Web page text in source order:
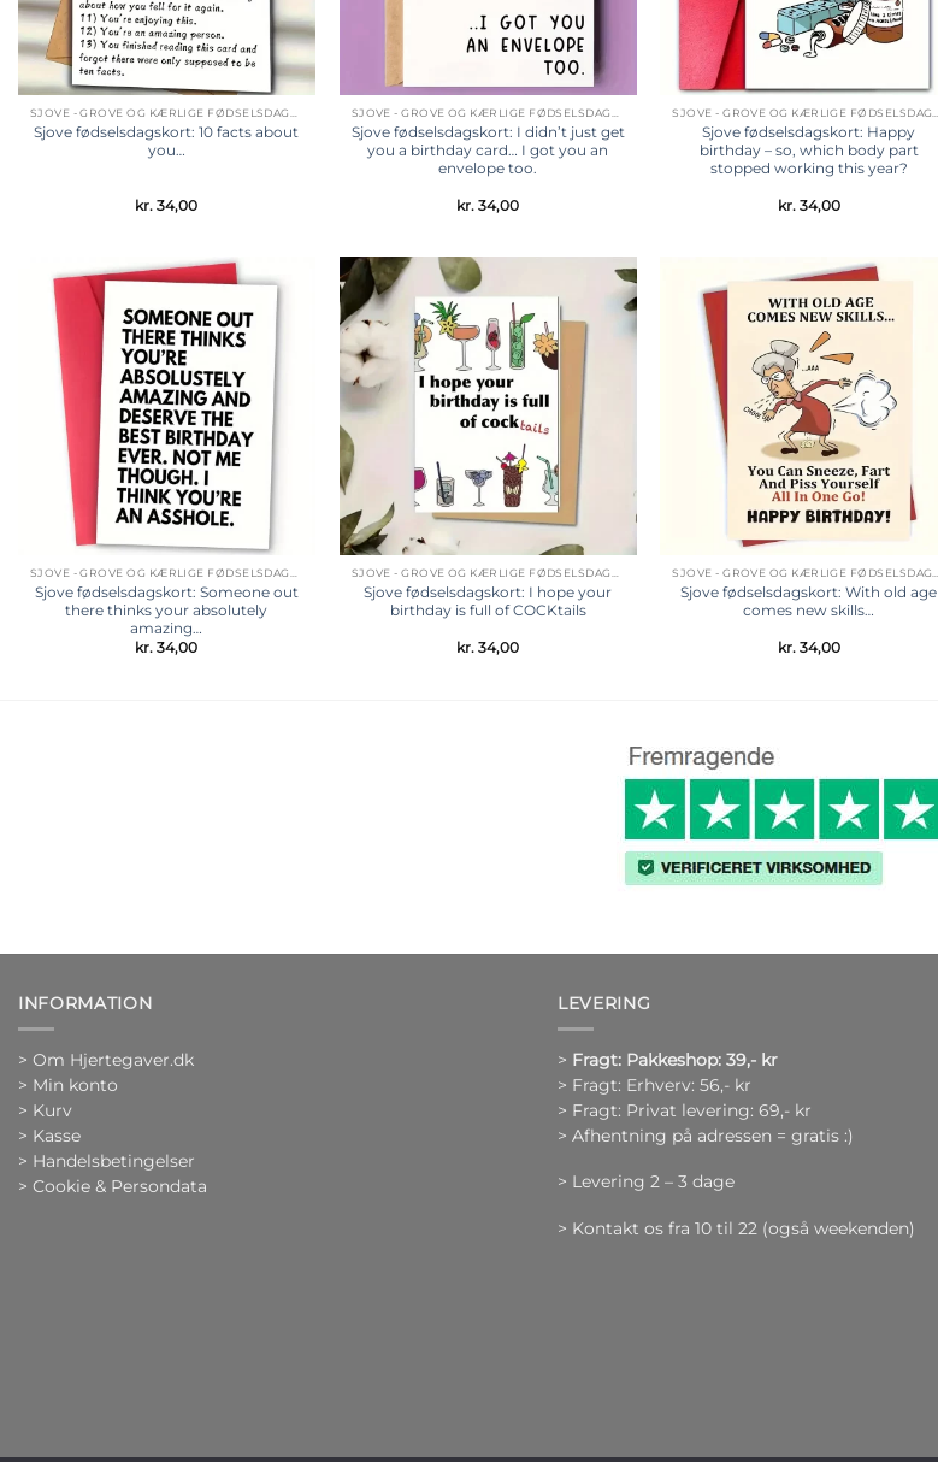
Sjove fødselsdagskort: 10 facts about
you…
kr. 34,00
Sjove fødselsdagskort: I didn’t just get
you a birthday card… I got you an
envelope too.
kr. 34,00
Sjove fødselsdagskort: Happy
birthday – so, which body part
stopped working this year?
kr.34,00
Tilføj til
ønskeliste
Sjove fødselsdagskort: Someone out
there thinks your absolutely
amazing…
kr. 34,00
ønskeliste
Sjove fødselsdagskort: I hope your
birthday is full of COCKtails
kr. 34,00
Sjove fødselsdagskort: With old age
comes new skills…
kr.34,00
INFORMATION
> Om Hjertegaver.dk
> Min konto
> Kurv
> Kasse
> Handelsbetingelser
> Cookie & Persondata
LEVERING
> Fragt: Pakkeshop: 39,- kr
> Fragt: Erhverv: 56,- kr
> Fragt: Privat levering: 69,- kr
> Afhentning på adressen = gratis :)
> Levering 2 – 3 dage
> Kontakt os fra 10 til 22 (også weekenden)